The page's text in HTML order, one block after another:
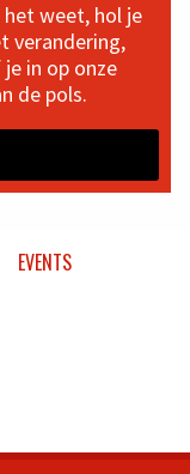
het weet, hol je
verandering,
in op onze
de pols.
EVENTS